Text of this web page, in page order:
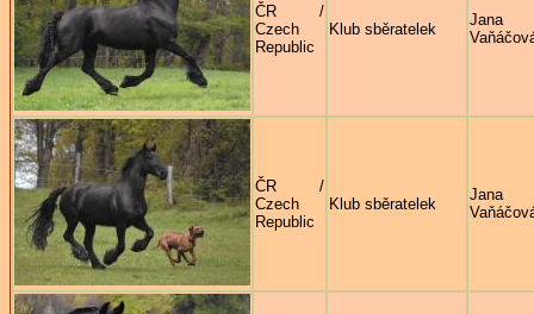
ČR /
Czech
Republic
Klub sběratelek
Jana
ČR /
Czech
Republic
Klub sběratelek
Jana